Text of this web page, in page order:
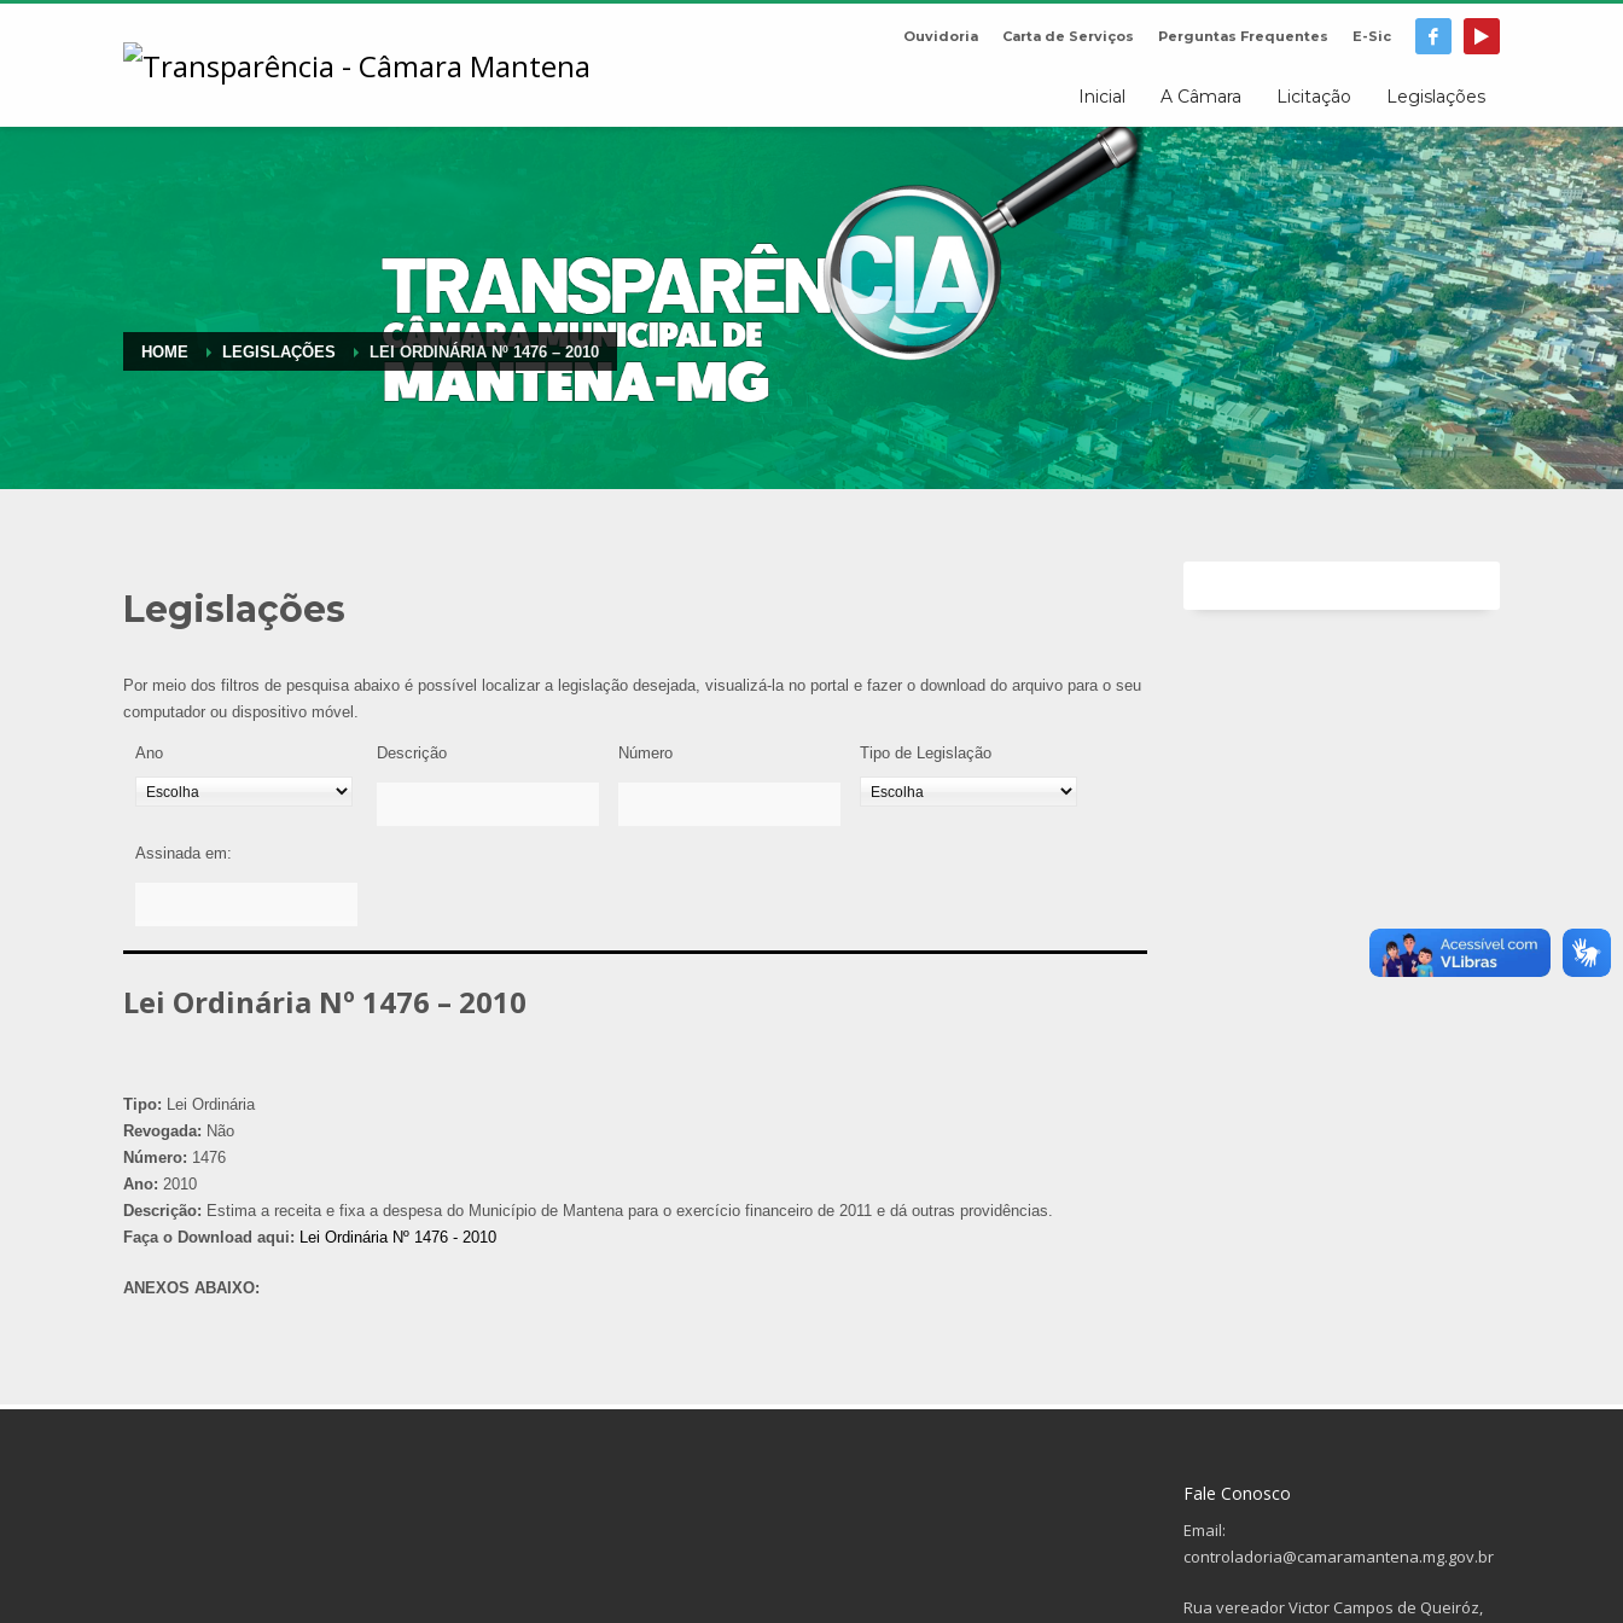
Ouvidoria Carta de Serviços Perguntas Frequentes E-Sic
Inicial A Câmara Licitação Legislações
HOME LEGISLAÇÕES LEI ORDINÁRIA Nº 1476 – 2010
Legislações
Por meio dos filtros de pesquisa abaixo é possível localizar a legislação desejada, visualizá-la no portal e fazer o download do arquivo para o seu
computador ou dispositivo móvel.
Ano Descrição Número Tipo de Legislação
Assinada em:
Lei Ordinária Nº 1476 – 2010
Tipo: Lei Ordinária
Revogada: Não
Número: 1476
Ano: 2010
Descrição: Estima a receita e fixa a despesa do Município de Mantena para o exercício financeiro de 2011 e dá outras providências.
Faça o Download aqui: Lei Ordinária Nº 1476 - 2010
ANEXOS ABAIXO:
Fale Conosco
Email:
controladoria@camaramantena.mg.gov.br
Rua vereador Victor Campos de Queiróz,